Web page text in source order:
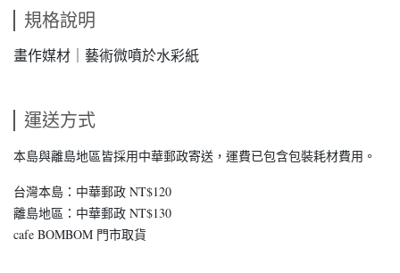
規格說明
畫作媒材｜藝術微噴於水彩紙
運送方式
本島與離島地區皆採用中華郵政寄送，運費已包含包裝耗材費用。
台灣本島：中華郵政 NT$120
離島地區：中華郵政 NT$130
cafe BOMBOM 門市取貨